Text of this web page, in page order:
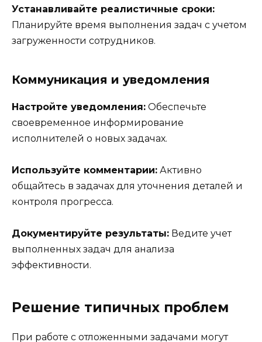
Устанавливайте реалистичные сроки:
Планируйте время выполнения задач с учетом
загруженности сотрудников.
Коммуникация и уведомления
Настройте уведомления: Обеспечьте
своевременное информирование
исполнителей о новых задачах.
Используйте комментарии: Активно
общайтесь в задачах для уточнения деталей и
контроля прогресса.
Документируйте результаты: Ведите учет
выполненных задач для анализа
эффективности.
Решение типичных проблем
При работе с отложенными задачами могут